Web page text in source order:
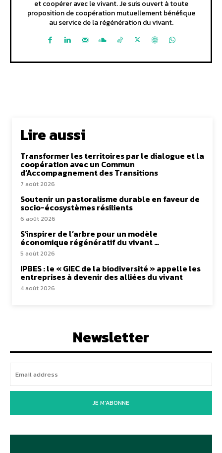
et coopérer avec le vivant. Je suis ouvert à toute
proposition de coopération mutuellement bénéfique
au service de la régénération du vivant.
Lire aussi
Transformer les territoires par le dialogue et la
coopération avec un Commun
d’Accompagnement des Transitions
7 août 2026
Soutenir un pastoralisme durable en faveur de
socio-écosystèmes résilients
6 août 2026
S’inspirer de l’arbre pour un modèle
économique régénératif du vivant …
5 août 2026
IPBES : le « GIEC de la biodiversité » appelle les
entreprises à devenir des alliées du vivant
4 août 2026
Newsletter
JE M'ABONNE